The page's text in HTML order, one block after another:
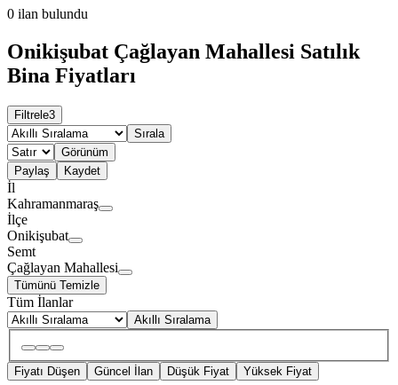
0 ilan bulundu
Onikişubat Çağlayan Mahallesi Satılık
Bina Fiyatları
Filtrele3
Sırala
Görünüm
Paylaş
Kaydet
İl
Kahramanmaraş
İlçe
Onikişubat
Semt
Çağlayan Mahallesi
Tümünü Temizle
Tüm İlanlar
Akıllı Sıralama
Fiyatı Düşen Güncel İlan Düşük Fiyat Yüksek Fiyat